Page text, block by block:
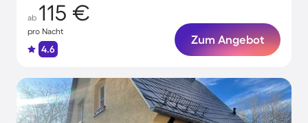
ab 115 €
pro Nacht
4.6
Zum Angebot